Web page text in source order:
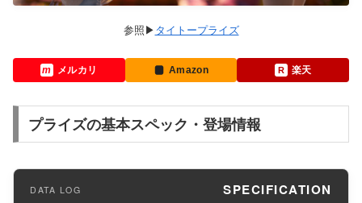
タイトープライズ
メルカリ Amazon 楽天
プライズの基本スペック・登場情報
SPECIFICATION